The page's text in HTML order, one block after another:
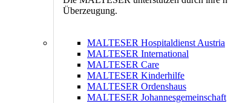
Überzeugung.
MALTESER Hospitaldienst Austria
MALTESER International
MALTESER Care
MALTESER Kinderhilfe
MALTESER Ordenshaus
MALTESER Johannesgemeinschaft